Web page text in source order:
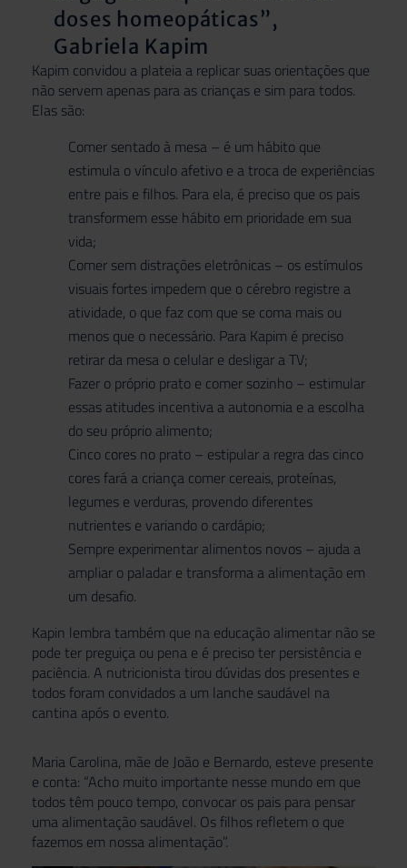
doses homeopáticas”,
Gabriela Kapim
Kapim convidou a plateia a replicar suas orientações que
não servem apenas para as crianças e sim para todos.
Elas são:
Comer sentado à mesa – é um hábito que
estimula o vínculo afetivo e a troca de experiências
entre pais e filhos. Para ela, é preciso que os pais
transformem esse hábito em prioridade em sua
vida;
Comer sem distrações eletrônicas – os estímulos
visuais fortes impedem que o cérebro registre a
atividade, o que faz com que se coma mais ou
menos que o necessário. Para Kapim é preciso
retirar da mesa o celular e desligar a TV;
Fazer o próprio prato e comer sozinho – estimular
essas atitudes incentiva a autonomia e a escolha
do seu próprio alimento;
Cinco cores no prato – estipular a regra das cinco
cores fará a criança comer cereais, proteínas,
legumes e verduras, provendo diferentes
nutrientes e variando o cardápio;
Sempre experimentar alimentos novos – ajuda a
ampliar o paladar e transforma a alimentação em
um desafio.
Kapin lembra também que na educação alimentar não se
pode ter preguiça ou pena e é preciso ter persistência e
paciência. A nutricionista tirou dúvidas dos presentes e
todos foram convidados a um lanche saudável na
cantina após o evento.
Maria Carolina, mãe de João e Bernardo, esteve presente
e conta: “Acho muito importante nesse mundo em que
todos têm pouco tempo, convocar os pais para pensar
uma alimentação saudável. Os filhos refletem o que
fazemos em nossa alimentação”.